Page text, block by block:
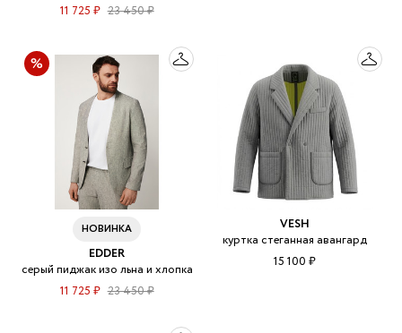
11 725 ₽ 23 450 ₽
НОВИНКА
EDDER
серый пиджак изо льна и хлопка
11 725 ₽ 23 450 ₽
VESH
куртка стеганная авангард
15 100 ₽